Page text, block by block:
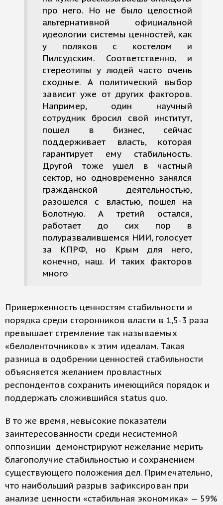
про него. Но не было целостной
альтернативной официальной
идеологии системы ценностей, как
у поляков с костелом и
Пилсудским. Соответственно, и
стереотипы у людей часто очень
сходные. А политический выбор
зависит уже от других факторов.
Например, один научный
сотрудник бросил свой институт,
пошел в бизнес, сейчас
поддерживает власть, которая
гарантирует ему стабильность.
Другой тоже ушел в частный
сектор, но одновременно занялся
гражданской деятельностью,
разошелся с властью, пошел на
Болотную. А третий остался,
работает до сих пор в
полуразвалившемся НИИ, голосует
за КПРФ, но Крым для него,
конечно, наш. И таких факторов
много
Приверженность ценностям стабильности и
порядка среди сторонников власти в 1,5-3 раза
превышает стремление так называемых
«белоленточников» к этим идеалам. Такая
разница в одобрении ценностей стабильности
объясняется желанием провластных
респондентов сохранить имеющийся порядок и
поддержать сложившийся status quo.
В то же время, невысокие показатели
заинтересованности среди несистемной
оппозиции демонстрируют нежелание мерить
благополучие стабильностью и сохранением
существующего положения дел. Примечательно,
что наибольший разрыв зафиксирован при
анализе ценности «стабильная экономика» — 59%